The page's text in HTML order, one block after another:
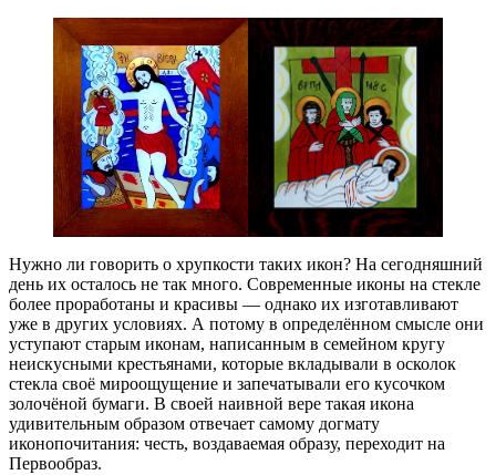
Нужно ли говорить о хрупкости таких икон? На сегодняшний
день их осталось не так много. Современные иконы на стекле
более проработаны и красивы — однако их изготавливают
уже в других условиях. А потому в определённом смысле они
уступают старым иконам, написанным в семейном кругу
неискусными крестьянами, которые вкладывали в осколок
стекла своё мироощущение и запечатывали его кусочком
золочёной бумаги. В своей наивной вере такая икона
удивительным образом отвечает самому догмату
иконопочитания: честь, воздаваемая образу, переходит на
Первообраз.